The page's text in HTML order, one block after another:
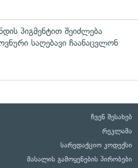
პიგმენტით შეიძლება
საღებავი ჩაანაცვლონ
ჩვენ შესახებ
რეკლამა
სარედაქციო კოდექსი
მასალის გამოყენების პირობები